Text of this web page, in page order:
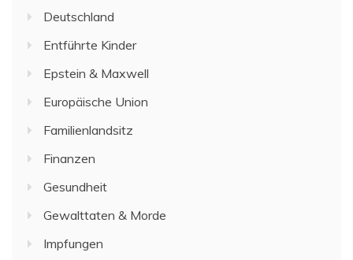
Deutschland
Entführte Kinder
Epstein & Maxwell
Europäische Union
Familienlandsitz
Finanzen
Gesundheit
Gewalttaten & Morde
Impfungen